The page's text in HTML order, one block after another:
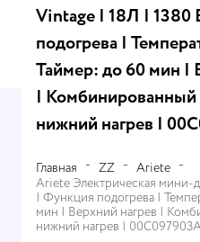
Vintage | 18Л | 1380
подогрева |
Таймер: до 60 мин |
| Комбинированный
нижний нагрев |
Главная ZZ
Ariete
Ariete Электрическая мини-
| Функция подогрева |
мин | Верхний нагрев |
нижний нагрев |